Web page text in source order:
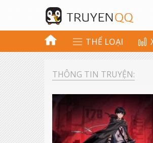
THỂ LOẠI
THÔNG TIN TRUYỆN: